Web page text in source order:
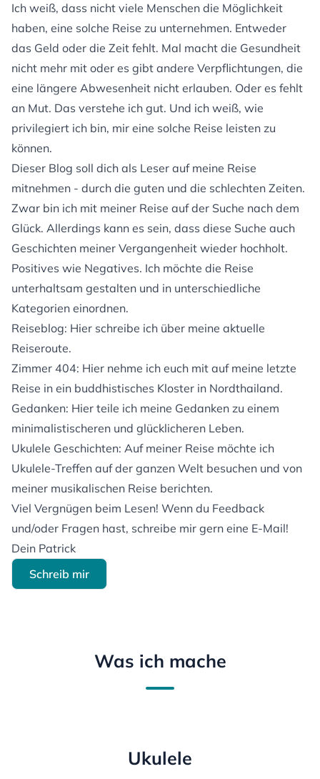
Ich weiß, dass nicht viele Menschen die Möglichkeit
haben, eine solche Reise zu unternehmen. Entweder
das Geld oder die Zeit fehlt. Mal macht die Gesundheit
nicht mehr mit oder es gibt andere Verpflichtungen, die
eine längere Abwesenheit nicht erlauben. Oder es fehlt
an Mut. Das verstehe ich gut. Und ich weiß, wie
privilegiert ich bin, mir eine solche Reise leisten zu
können.
Dieser Blog soll dich als Leser auf meine Reise
mitnehmen - durch die guten und die schlechten Zeiten.
Zwar bin ich mit meiner Reise auf der Suche nach dem
Glück. Allerdings kann es sein, dass diese Suche auch
Geschichten meiner Vergangenheit wieder hochholt.
Positives wie Negatives. Ich möchte die Reise
unterhaltsam gestalten und in unterschiedliche
Kategorien einordnen.
Reiseblog: Hier schreibe ich über meine aktuelle
Reiseroute.
Zimmer 404: Hier nehme ich euch mit auf meine letzte
Reise in ein buddhistisches Kloster in Nordthailand.
Gedanken: Hier teile ich meine Gedanken zu einem
minimalistischeren und glücklicheren Leben.
Ukulele Geschichten: Auf meiner Reise möchte ich
Ukulele-Treffen auf der ganzen Welt besuchen und von
meiner musikalischen Reise berichten.
Viel Vergnügen beim Lesen! Wenn du Feedback
und/oder Fragen hast, schreibe mir gern eine E-Mail!
Dein Patrick
Schreib mir
Was ich mache
Ukulele